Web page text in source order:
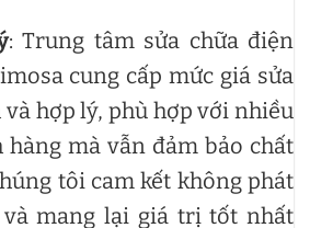
: Trung tâm sửa chữa điện
cung cấp mức giá sửa
hợp lý, phù hợp với nhiều
hàng mà vẫn đảm bảo chất
tôi cam kết không phát
mang lại giá trị tốt nhất